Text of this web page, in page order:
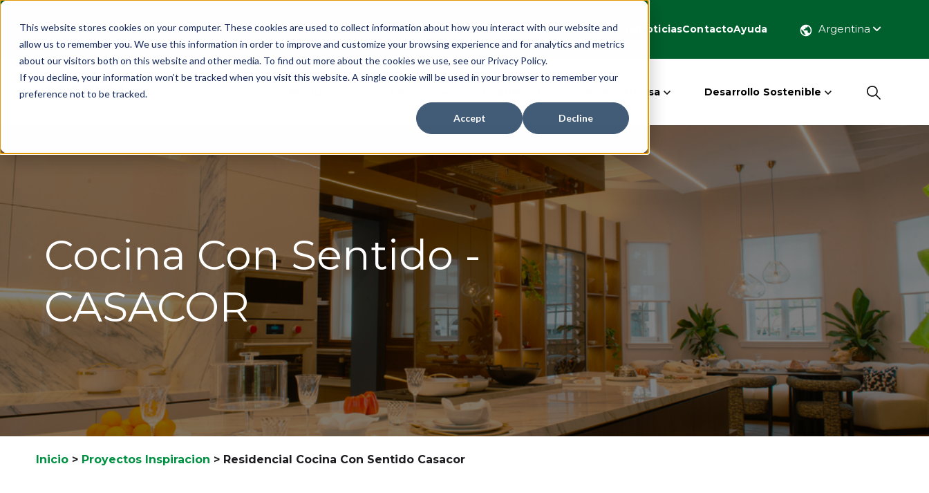
This website stores cookies on your computer. These cookies are used to collect information about how you interact with our website and
allow us to remember you. We use this information in order to improve and customize your browsing experience and for analytics and metrics
about our visitors both on this website and other media. To find out more about the cookies we use, see our Privacy Policy.
If you decline, your information won’t be tracked when you visit this website. A single cookie will be used in your browser to remember your
preference not to be tracked.
Accept Decline
InversionistasDónde Comprar NoticiasContactoAyuda Argentina
Somos Masisa Desarrollo Sostenible
Cocina Con Sentido -
CASACOR
Inicio > Proyectos Inspiracion > Residencial Cocina Con Sentido Casacor